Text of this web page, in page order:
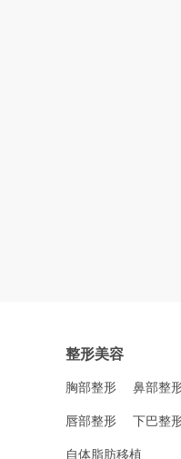
整形美容
胸部整形 鼻部整
唇部整形 下巴整
自体脂肪移植